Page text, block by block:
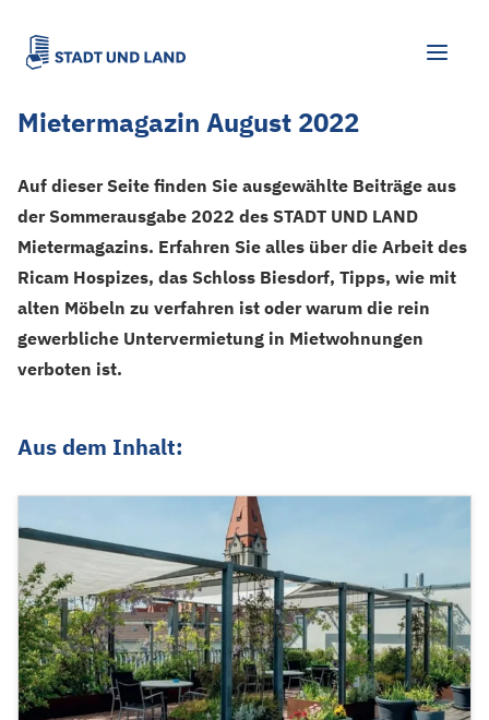
Mietermagazin August 2022
Auf dieser Seite finden Sie ausgewählte Beiträge aus
der Sommerausgabe 2022 des STADT UND LAND
Mietermagazins. Erfahren Sie alles über die Arbeit des
Ricam Hospizes, das Schloss Biesdorf, Tipps, wie mit
alten Möbeln zu verfahren ist oder warum die rein
gewerbliche Untervermietung in Mietwohnungen
verboten ist.
Aus dem Inhalt: